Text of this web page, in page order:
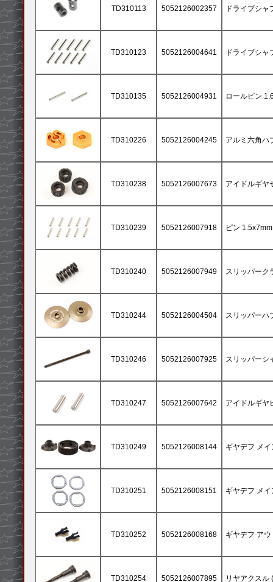
TD310113 5052126002357 ドライブシャ
TD310123 5052126004641 ドライブシ
TD310135 5052126004931 ロールピン
TD310226 5052126004245 アルミ六角ハ
TD310238 5052126007673 アイドルギヤ
TD310239 5052126007918 ピン
TD310240 5052126007949 スリッパーク
TD310244 5052126004504 スリッパーハ
TD310246 5052126007925 スリッパーシ
TD310247 5052126007642 アイドルギヤ
TD310249 5052126008144 ギヤデフ メ
TD310251 5052126008151 ギヤデフ メ
TD310252 5052126008168 ギヤデフ ア
TD310254 5052126007895 リヤアクスル